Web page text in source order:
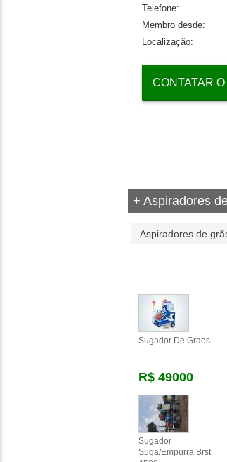
Telefone:
Membro desde:
Localização:
CONTATAR
+ Aspiradores
Aspiradores de
Sugador De Graos
R$ 49000
Sugador
Suga/empurra Brst